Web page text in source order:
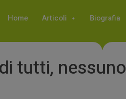
Home Articoli Biografia
tutti, nessuno